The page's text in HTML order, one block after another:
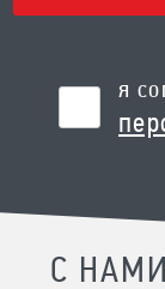
я
С